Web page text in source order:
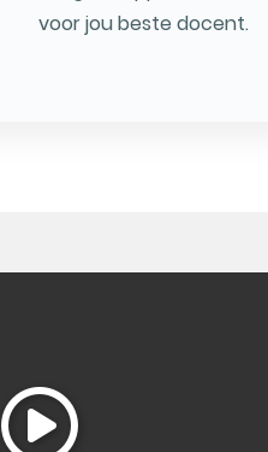
voor jou beste docent.